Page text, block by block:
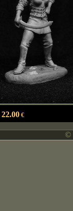
22.00€
©